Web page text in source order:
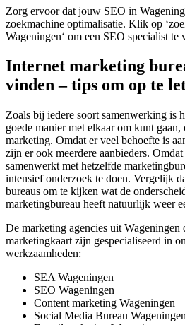
Zorg ervoor dat jouw SEO in
zoekmachine optimalisatie. Klik op
Wageningen‘ om een SEO specialist te
Internet marketing
vinden – tips om op te
Zoals bij iedere soort samenwerking is
goede manier met elkaar om kunt
marketing. Omdat er veel behoefte is
zijn er ook meerdere aanbieders.
samenwerkt met hetzelfde
intensief onderzoek te doen. Vergelijk
bureaus om te kijken wat de
marketingbureau heeft natuurlijk weer
De marketing agencies uit Wageningen
marketingkaart zijn gespecialiseerd in
werkzaamheden:
SEA Wageningen
SEO Wageningen
Content marketing Wageningen
Social Media Bureau Wageningen